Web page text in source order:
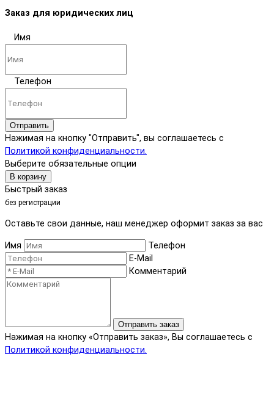
Заказ для юридических лиц
Имя
Телефон
Отправить
Нажимая на кнопку "Отправить", вы соглашаетесь с
Политикой конфиденциальности.
Выберите обязательные опции
В корзину
Быстрый заказ
без регистрации
Оставьте свои данные, наш менеджер оформит заказ за вас
Имя
Телефон
E-Mail
Комментарий
Отправить заказ
Нажимая на кнопку «Отправить заказ», Вы соглашаетесь с
Политикой конфиденциальности.